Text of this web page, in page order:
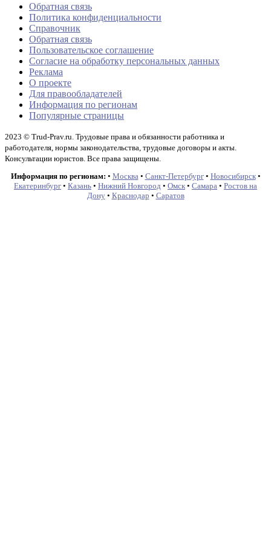
Обратная связь
Политика конфиденциальности
Справочник
Обратная связь
Пользовательское соглашение
Согласие на обработку персональных данных
Реклама
О проекте
Для правообладателей
Информация по регионам
Популярные страницы
2023 © Trud-Prav.ru. Трудовые права и обязанности работника и
работодателя, нормы законодательства, трудовые договоры и акты.
Консультации юристов. Все права защищены.
Информация по регионам: • Москва • Санкт-Петербург• Новосибирск•
Екатеринбург • Казань • Нижний Новгород • Омск • Самара • Ростов на
Дону• Краснодар • Саратов